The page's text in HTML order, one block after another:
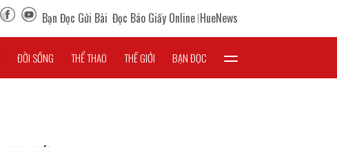
Bạn Đọc Gửi Bài Đọc Báo Giấy Online HueNews
ĐỜI SỐNG THỂ THAO THẾ GIỚI BẠN ĐỌC